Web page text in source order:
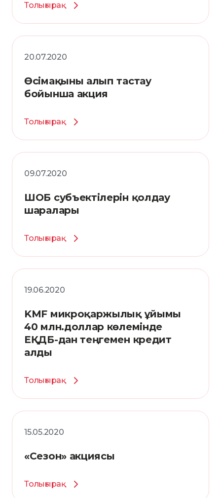
Толығырақ
20.07.2020
Өсімақыны алып тастау
бойынша акция
Толығырақ
09.07.2020
ШОБ субъектілерін қолдау
шаралары
Толығырақ
19.06.2020
KMF микроқаржылық ұйымы
40 млн.доллар көлемінде
ЕҚДБ-дан теңгемен кредит
алды
Толығырақ
15.05.2020
«Сезон» акциясы
Толығырақ